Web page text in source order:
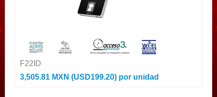
F22ID
3,505.81 MXN (USD199.20) por unidad